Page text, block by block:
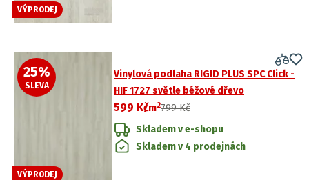
VÝPRODEJ
25%
SLEVA
VÝPRODEJ
Vinylová podlaha RIGID PLUS SPC Click -
HIF 1727 světle béžové dřevo
599 Kč
/m2799 Kč
Skladem v e-shopu
Skladem v 4 prodejnách